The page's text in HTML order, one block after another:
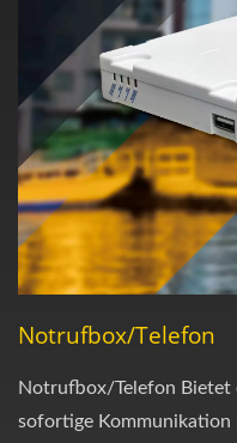
Notrufbox/Telefon
Notrufbox/Telefon Bietet
sofortige Kommunikation